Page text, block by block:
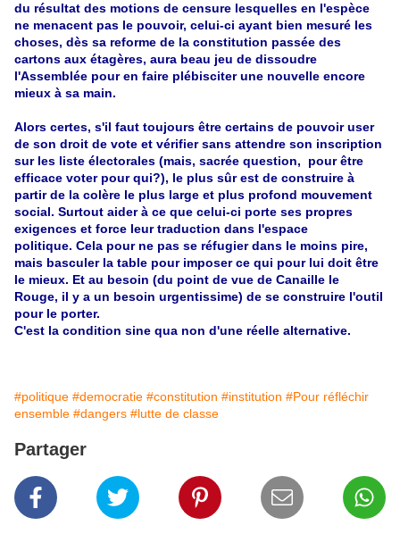
du résultat des motions de censure lesquelles en l'espèce
ne menacent pas le pouvoir, celui-ci ayant bien mesuré les
choses, dès sa reforme de la constitution passée des
cartons aux étagères, aura beau jeu de dissoudre
l'Assemblée pour en faire plébisciter une nouvelle encore
mieux à sa main.
Alors certes, s'il faut toujours être certains de pouvoir user
de son droit de vote et vérifier sans attendre son inscription
sur les liste électorales (mais, sacrée question, pour être
efficace voter pour qui?), le plus sûr est de construire à
partir de la colère le plus large et plus profond mouvement
social. Surtout aider à ce que celui-ci porte ses propres
exigences et force leur traduction dans l'espace
politique. Cela pour ne pas se réfugier dans le moins pire,
mais basculer la table pour imposer ce qui pour lui doit être
le mieux. Et au besoin (du point de vue de Canaille le
Rouge, il y a un besoin urgentissime) de se construire l'outil
pour le porter.
C'est la condition sine qua non d'une réelle alternative.
#politique #democratie #constitution #institution #Pour réfléchir
ensemble #dangers #lutte de classe
Partager